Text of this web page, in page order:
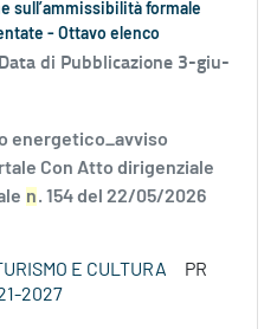
sull’ammissibilità formale
- Ottavo elenco
Data di Pubblicazione 3-giu-
energetico_avviso
Con Atto dirigenziale
n. 154 del 22/05/2026
E CULTURA
PR
2027